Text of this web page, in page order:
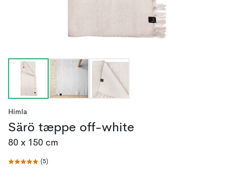
Himla
Särö tæppe off-white
80 x 150 cm
(5)